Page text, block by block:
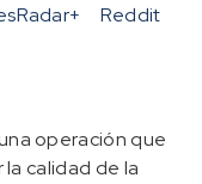
Reddit
operación que
calidad de la